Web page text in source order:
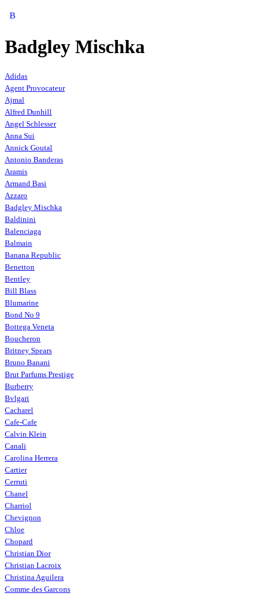
B
Badgley Mischka
Adidas
Agent Provocateur
Ajmal
Alfred Dunhill
Angel Schlesser
Anna Sui
Annick Goutal
Antonio Banderas
Aramis
Armand Basi
Azzaro
Badgley Mischka
Baldinini
Balenciaga
Balmain
Banana Republic
Benetton
Bentley
Bill Blass
Blumarine
Bond No 9
Bottega Veneta
Boucheron
Britney Spears
Bruno Banani
Brut Parfums Prestige
Burberry
Bvlgari
Cacharel
Cafe-Cafe
Calvin Klein
Canali
Carolina Herrera
Cartier
Cerruti
Chanel
Charriol
Chevignon
Chloe
Chopard
Christian Dior
Christian Lacroix
Christina Aguilera
Comme des Garcons